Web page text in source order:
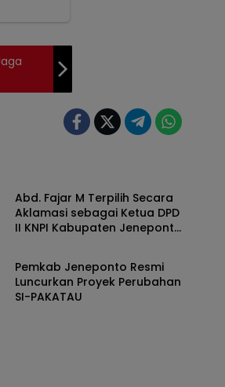
Abd. Fajar M Terpilih Secara
Aklamasi sebagai Ketua DPD
II KNPI Kabupaten Jeneponto
JENEPONTO
Pemkab Jeneponto Resmi
Luncurkan Proyek Perubahan
SI-PAKATAU